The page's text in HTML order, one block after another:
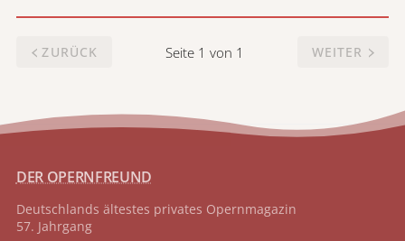
ZURÜCK Seite 1 von 1 WEITER
DER OPERNFREUND
Deutschlands ältestes privates Opernmagazin
57. Jahrgang